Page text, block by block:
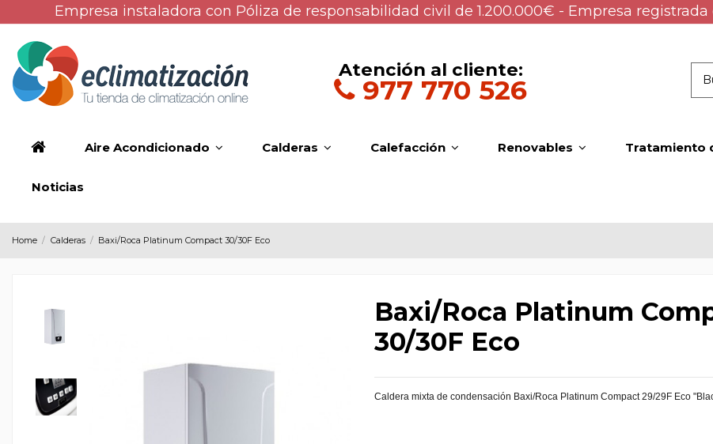
Empresa instaladora con Póliza de responsabilidad civil de 1.200.000€ - Empresa registrada
Atención al cliente:
977 770 526
Aire Acondicionado Calderas Calefacción Renovables Tratamiento
Noticias
Home Calderas Baxi/Roca Platinum Compact 30/30F Eco
Baxi/Roca Platinum
30/30F Eco
Caldera mixta de condensación Baxi/Roca Platinum Compact 29/29F Eco